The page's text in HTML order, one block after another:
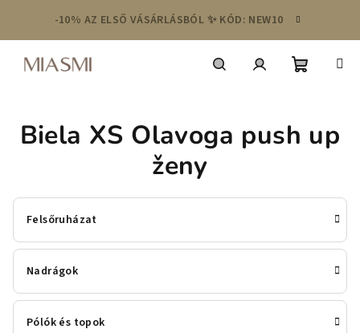
fő
tartalomhoz
-10% AZ ELSŐ VÁSÁRLÁSBÓL ✨ KÓD: NEW10
Biela XS Olavoga push up
ženy
Felsőruházat
Nadrágok
Pólók és topok